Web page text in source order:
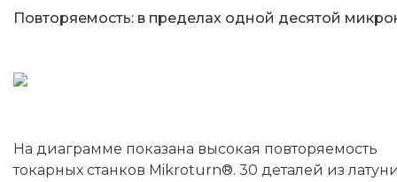
Повторяемость: в пределах одной десятой
На диаграмме показана высокая повторяемость
токарных станков Mikroturn®. 30 деталей из